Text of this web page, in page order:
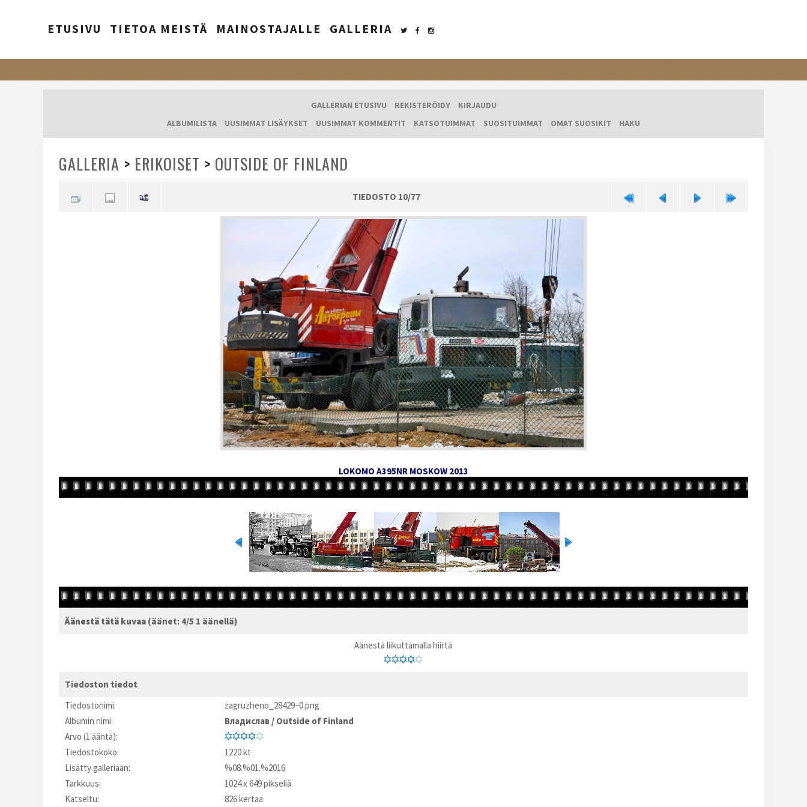
ETUSIVU TIETOA MEISTÄ MAINOSTAJALLE GALLERIA
GALLERIAN ETUSIVU REKISTERÖIDY
KIRJAUDU
ALBUMILISTA
UUSIMMAT LISÄYKSET UUSIMMAT KOMMENTIT KATSOTUIMMAT SUOSITUIMMAT OMAT SUOSIKIT HAKU
GALLERIA > ERIKOISET > OUTSIDE OF FINLAND
TIEDOSTO 10/77
LOKOMO A395NR MOSKOW 2013
Äänestä tätä kuvaa (äänet: 4/5 1 äänellä)
Äänestä liikuttamalla hiirtä
Tiedoston tiedot
Tiedostonimi:
zagruzheno_28429~0.png
Albumin nimi:
Владислав / Outside of Finland
Arvo (1 ääntä):
Tiedostokoko:
1220 kt
Lisätty galleriaan:
%08.%01.%2016
Tarkkuus:
1024 x 649 pikseliä
Katseltu:
826 kertaa